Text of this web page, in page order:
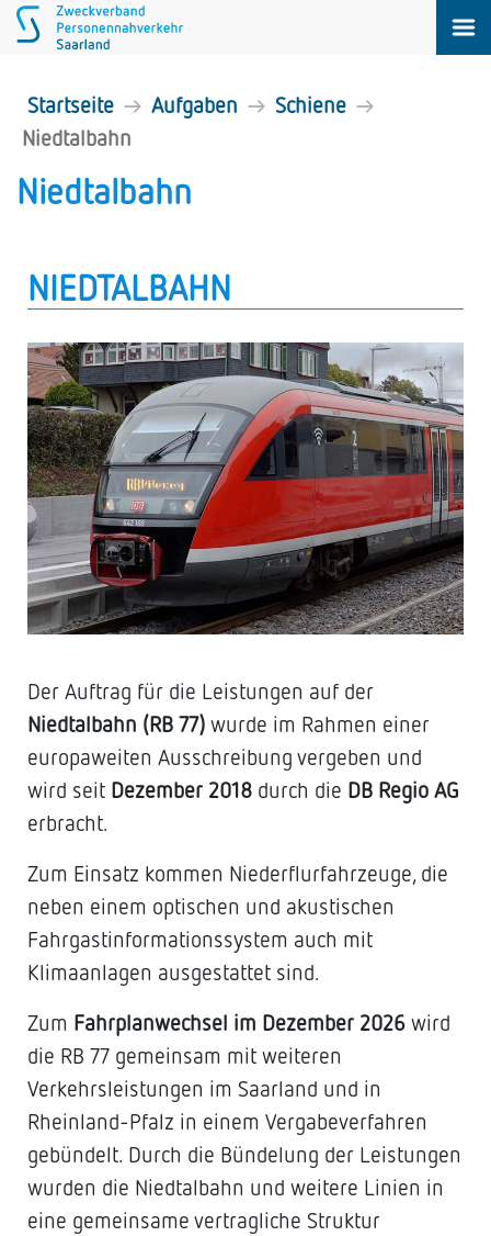
Startseite Aufgaben
Schiene
Niedtalbahn
Niedtalbahn
NIEDTALBAHN
Der Auftrag für die Leistungen auf der
Niedtalbahn (RB 77) wurde im Rahmen einer
europaweiten Ausschreibung vergeben und
wird seit Dezember 2018 durch die DB Regio AG
erbracht.
Zum Einsatz kommen Niederflurfahrzeuge, die
neben einem optischen und akustischen
Fahrgastinformationssystem auch mit
Klimaanlagen ausgestattet sind.
Zum Fahrplanwechsel im Dezember 2026 wird
die RB 77 gemeinsam mit weiteren
Verkehrsleistungen im Saarland und in
Rheinland-Pfalz in einem Vergabeverfahren
gebündelt. Durch die Bündelung der Leistungen
wurden die Niedtalbahn und weitere Linien in
eine gemeinsame vertragliche Struktur